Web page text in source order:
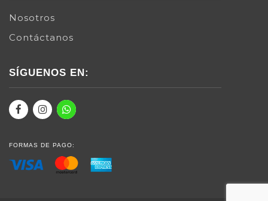
Nosotros
Contáctanos
SÍGUENOS EN:
FORMAS DE PAGO: